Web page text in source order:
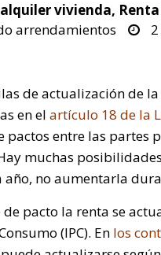
vivienda, Renta
arrendamientos
de actualización de
en el artículo 18 de la
pactos entre las partes
muchas
año, no aumentarla
de pacto la renta se
(IPC). En los